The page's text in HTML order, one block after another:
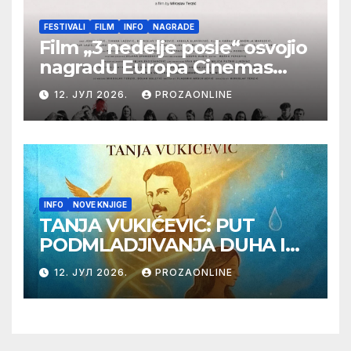
FESTIVALI FILM INFO NAGRADE
Film „3 nedelje posle“ osvojio
nagradu Europa Cinemas
Label na Filmskom festivalu
u Karlovim Varima
12. ЈУЛ 2026. PROZAONLINE
INFO NOVE KNJIGE
TANJA VUKIĆEVIĆ: PUT
PODMLADJIVANJA DUHA I
TELA SA TESLOM
12. ЈУЛ 2026. PROZAONLINE